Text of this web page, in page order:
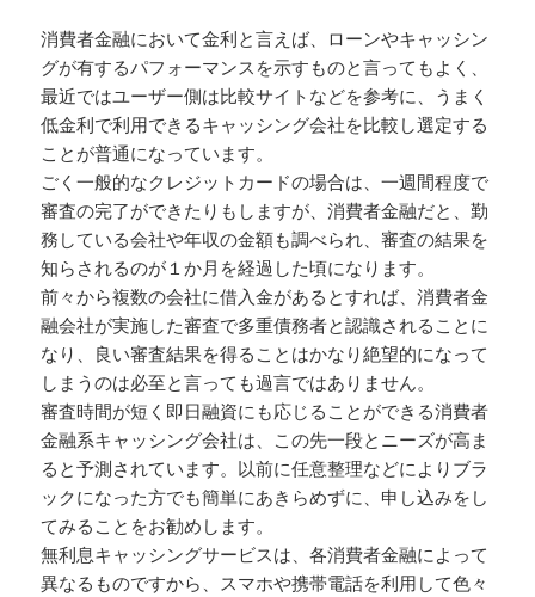
消費者金融において金利と言えば、ローンやキャッシン
グが有するパフォーマンスを示すものと言ってもよく、
最近ではユーザー側は比較サイトなどを参考に、うまく
低金利で利用できるキャッシング会社を比較し選定する
ことが普通になっています。
ごく一般的なクレジットカードの場合は、一週間程度で
審査の完了ができたりもしますが、消費者金融だと、勤
務している会社や年収の金額も調べられ、審査の結果を
知らされるのが１か月を経過した頃になります。
前々から複数の会社に借入金があるとすれば、消費者金
融会社が実施した審査で多重債務者と認識されることに
なり、良い審査結果を得ることはかなり絶望的になって
しまうのは必至と言っても過言ではありません。
審査時間が短く即日融資にも応じることができる消費者
金融系キャッシング会社は、この先一段とニーズが高ま
ると予測されています。以前に任意整理などによりブラ
ックになった方でも簡単にあきらめずに、申し込みをし
てみることをお勧めします。
無利息キャッシングサービスは、各消費者金融によって
異なるものですから、スマホや携帯電話を利用して色々